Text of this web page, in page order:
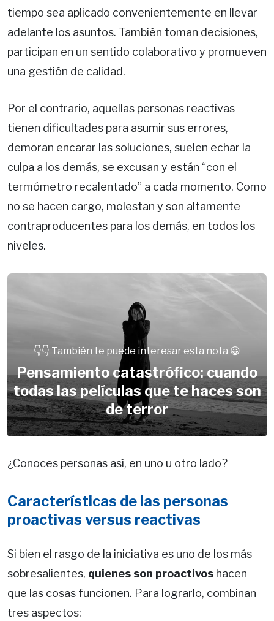
tiempo sea aplicado convenientemente en llevar
adelante los asuntos. También toman decisiones,
participan en un sentido colaborativo y promueven
una gestión de calidad.
Por el contrario, aquellas personas reactivas
tienen dificultades para asumir sus errores,
demoran encarar las soluciones, suelen echar la
culpa a los demás, se excusan y están “con el
termómetro recalentado” a cada momento. Como
no se hacen cargo, molestan y son altamente
contraproducentes para los demás, en todos los
niveles.
👇👇 También te puede interesar esta nota 😀
Pensamiento catastrófico: cuando
todas las películas que te haces son
de terror
¿Conoces personas así, en uno u otro lado?
Características de las personas
proactivas versus reactivas
Si bien el rasgo de la iniciativa es uno de los más
sobresalientes, quienes son proactivos hacen
que las cosas funcionen. Para lograrlo, combinan
tres aspectos: